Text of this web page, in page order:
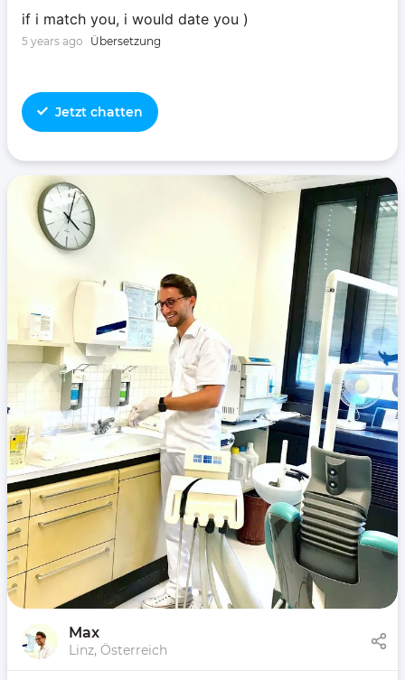
if i match you, i would date you )
5 years ago Übersetzung
Jetzt chatten
Max
Linz, Österreich